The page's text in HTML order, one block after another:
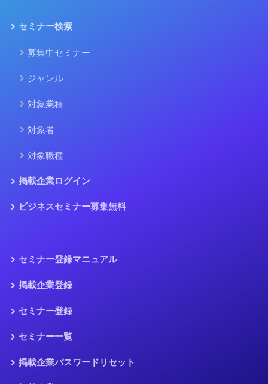
セミナー検索
募集中セミナー
ジャンル
対象業種
対象者
対象職種
掲載企業ログイン
ビジネスセミナー募集無料
セミナー登録マニュアル
掲載企業登録
セミナー登録
セミナー一覧
掲載企業パスワードリセット